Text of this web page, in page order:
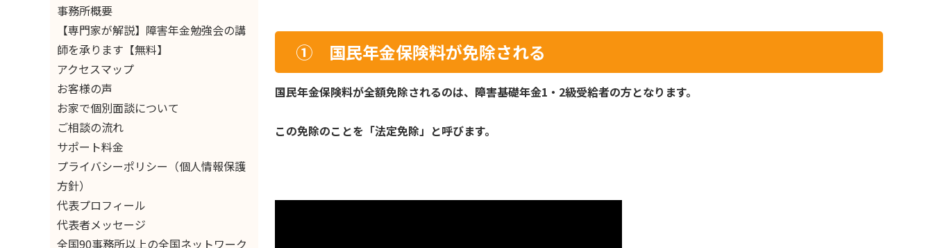
① 国民年金保険料が免除される
国民年金保険料が全額免除されるのは、障害基礎年金1・2級受給者の方となります。
この免除のことを「法定免除」と呼びます。
事務所概要
【専門家が解説】障害年金勉強会の講
師を承ります【無料】
アクセスマップ
お客様の声
お家で個別面談について
ご相談の流れ
サポート料金
プライバシーポリシー（個人情報保護
方針）
代表プロフィール
代表者メッセージ
全国90事務所以上の全国ネットワーク